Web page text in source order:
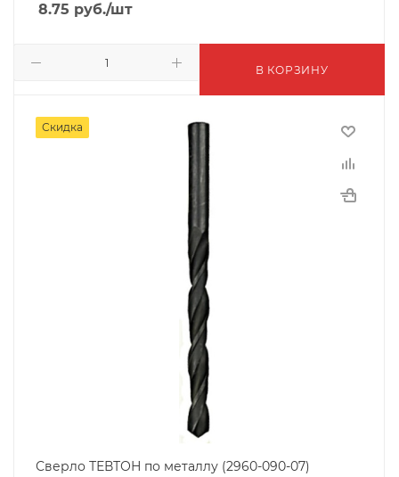
8.75 руб./шт
В КОРЗИНУ
Скидка
Сверло ТЕВТОН по металлу (2960-090-07)